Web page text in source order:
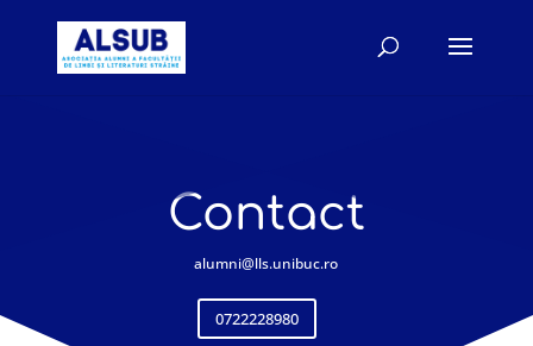
Contact
alumni@lls.unibuc.ro
0722228980